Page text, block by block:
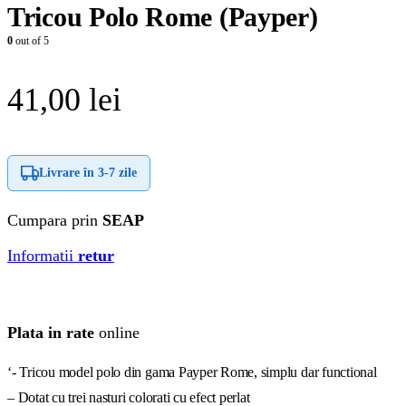
Tricou Polo Rome (Payper)
0 out of 5
41,00 lei
Livrare în 3-7 zile
Cumpara prin SEAP
Informatii retur
Plata in rate online
‘- Tricou model polo din gama Payper Rome, simplu dar functional
– Dotat cu trei nasturi colorati cu efect perlat